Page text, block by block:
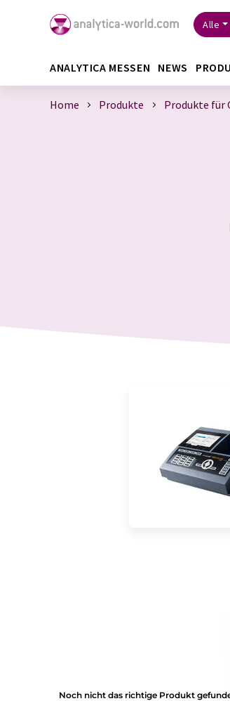
Alle
ANALYTICA MESSEN NEWS
Home Produkte Produkte für
Noch nicht das richtige Produkt